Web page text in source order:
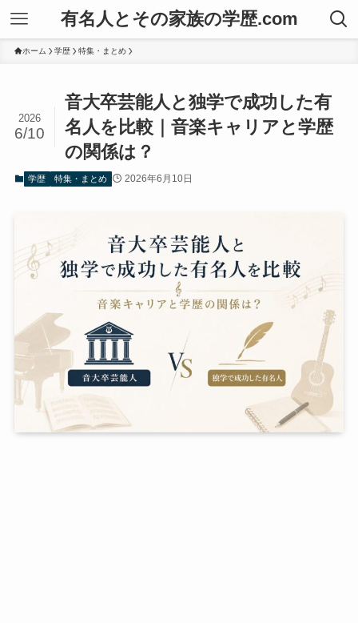
有名人とその家族の学歴.com
ホーム 学歴 特集・まとめ
音大卒芸能人と独学で成功した有
名人を比較｜音楽キャリアと学歴
の関係は？
2026
6/10
学歴 特集・まとめ 2026年6月10日